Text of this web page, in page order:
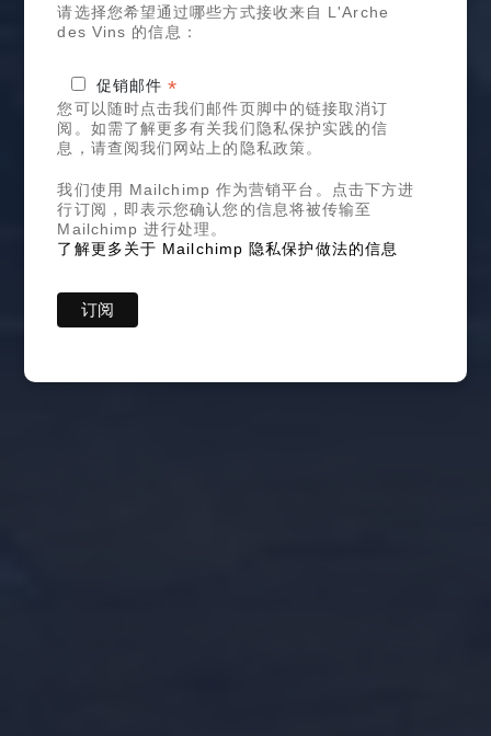
请选择您希望通过哪些方式接收来自 L'Arche
des Vins 的信息：
促销邮件*
您可以随时点击我们邮件页脚中的链接取消订
阅。如需了解更多有关我们隐私保护实践的信
息，请查阅我们网站上的隐私政策。
我们使用 Mailchimp 作为营销平台。点击下方进
行订阅，即表示您确认您的信息将被传输至
Mailchimp 进行处理。
了解更多关于 Mailchimp 隐私保护做法的信息